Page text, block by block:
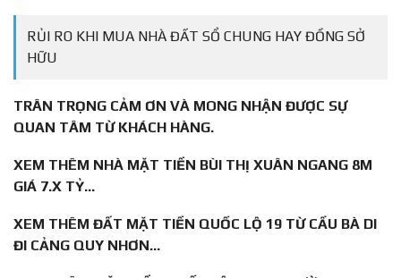
RỦI RO KHI MUA NHÀ ĐẤT SỔ CHUNG HAY ĐỒNG SỞ
HỮU
TRÂN TRỌNG CẢM ƠN VÀ MONG NHẬN ĐƯỢC SỰ
QUAN TÂM TỪ KHÁCH HÀNG.
XEM THÊM NHÀ MẶT TIỀN BÙI THỊ XUÂN NGANG 8M
GIÁ 7.X TỶ…
XEM THÊM ĐẤT MẶT TIỀN QUỐC LỘ 19 TỪ CẦU BÀ DI
ĐI CẢNG QUY NHƠN…